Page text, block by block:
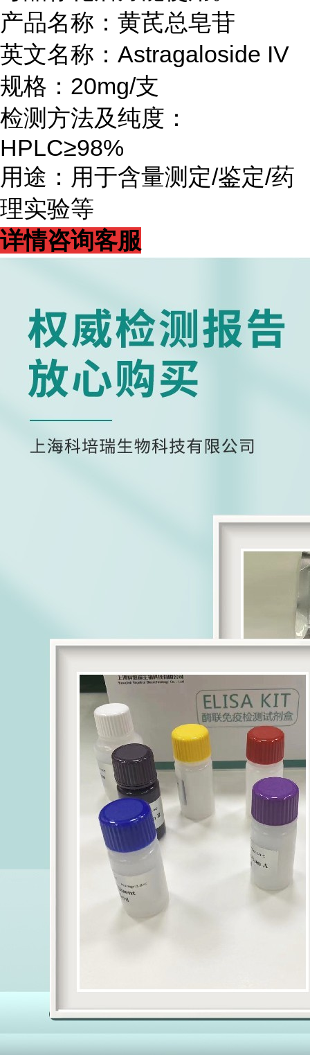
产品名称：黄芪总皂苷
英文名称：Astragaloside IV
规格：20mg/支
检测方法及纯度：
HPLC≥98%
用途：用于含量测定/鉴定/药
理实验等
详情咨询客服